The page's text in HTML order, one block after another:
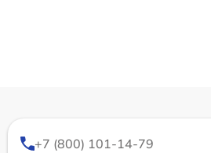
+7 (800) 101-14-79